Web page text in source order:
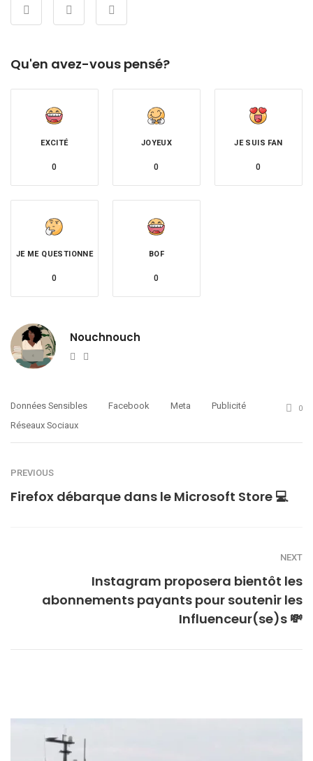
Qu'en avez-vous pensé?
EXCITÉ
0
JOYEUX
0
JE SUIS FAN
0
JE ME QUESTIONNE
0
BOF
0
Nouchnouch
Website
Données Sensibles Facebook Meta
Publicité
Réseaux Sociaux
0
PREVIOUS
Firefox débarque dans le Microsoft Store 💻
NEXT
Instagram proposera bientôt les
abonnements payants pour soutenir les
Influenceur(se)s 💸